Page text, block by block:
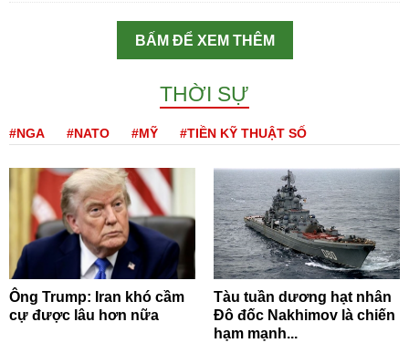
BẤM ĐỂ XEM THÊM
THỜI SỰ
#NGA #NATO #MỸ #TIỀN KỸ THUẬT SỐ
Ông Trump: Iran khó cầm
cự được lâu hơn nữa
Tàu tuần dương hạt nhân
Đô đốc Nakhimov là chiến
hạm mạnh...